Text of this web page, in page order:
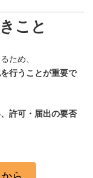
こと
ため、
行うことが重要で
許可・届出の要否